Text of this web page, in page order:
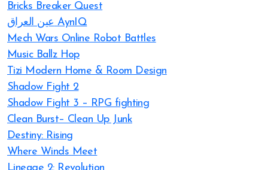
Bricks Breaker Quest
عين العراق AynIQ
Mech Wars Online Robot Battles
Music Ballz Hop
Tizi Modern Home & Room Design
Shadow Fight 2
Shadow Fight 3 – RPG fighting
Clean Burst– Clean Up Junk
Destiny: Rising
Where Winds Meet